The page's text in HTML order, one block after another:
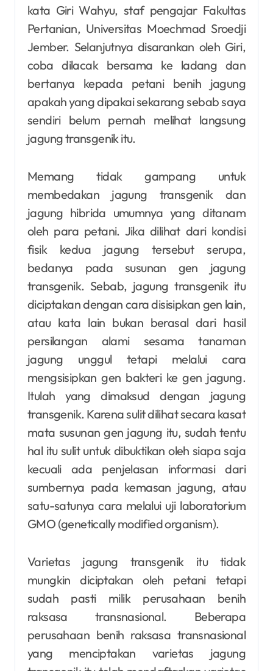
kata Giri Wahyu, staf pengajar Fakultas
Pertanian, Universitas Moechmad Sroedji
Jember. Selanjutnya disarankan oleh Giri,
coba dilacak bersama ke ladang dan
bertanya kepada petani benih jagung
apakah yang dipakai sekarang sebab saya
sendiri belum pernah melihat langsung
jagung transgenik itu.
Memang tidak gampang untuk
membedakan jagung transgenik dan
jagung hibrida umumnya yang ditanam
oleh para petani. Jika dilihat dari kondisi
fisik kedua jagung tersebut serupa,
bedanya pada susunan gen jagung
transgenik. Sebab, jagung transgenik itu
diciptakan dengan cara disisipkan gen lain,
atau kata lain bukan berasal dari hasil
persilangan alami sesama tanaman
jagung unggul tetapi melalui cara
mengsisipkan gen bakteri ke gen jagung.
Itulah yang dimaksud dengan jagung
transgenik. Karena sulit dilihat secara kasat
mata susunan gen jagung itu, sudah tentu
hal itu sulit untuk dibuktikan oleh siapa saja
kecuali ada penjelasan informasi dari
sumbernya pada kemasan jagung, atau
satu-satunya cara melalui uji laboratorium
GMO (genetically modified organism).
Varietas jagung transgenik itu tidak
mungkin diciptakan oleh petani tetapi
sudah pasti milik perusahaan benih
raksasa transnasional. Beberapa
perusahaan benih raksasa transnasional
yang menciptakan varietas jagung